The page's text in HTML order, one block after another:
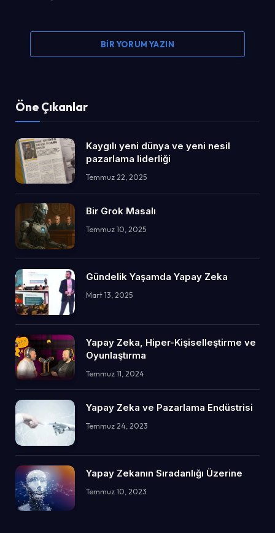
BIR YORUM YAZIN
Öne Çıkanlar
Kaygılı yeni dünya ve yeni nesil
pazarlama liderliği
Temmuz 22, 2025
Bir Grok Masalı
Temmuz 10, 2025
Gündelik Yaşamda Yapay Zeka
Mart 13, 2025
Yapay Zeka, Hiper-Kişiselleştirme ve
Oyunlaştırma
Temmuz 11, 2024
Yapay Zeka ve Pazarlama Endüstrisi
Temmuz 24, 2023
Yapay Zekanın Sıradanlığı Üzerine
Temmuz 10, 2023